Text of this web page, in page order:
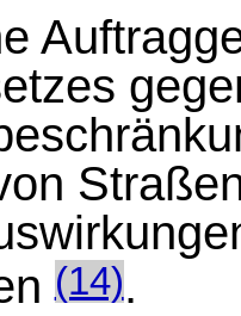
(14).